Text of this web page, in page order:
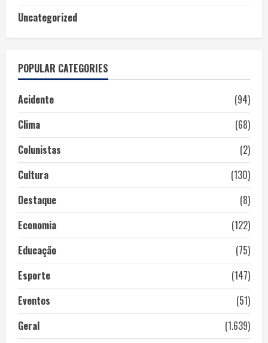
Uncategorized
POPULAR CATEGORIES
Acidente
(94)
Clima
(68)
Colunistas
(2)
Cultura
(130)
Destaque
(8)
Economia
(122)
Educação
(75)
Esporte
(147)
Eventos
(51)
Geral
(1.639)